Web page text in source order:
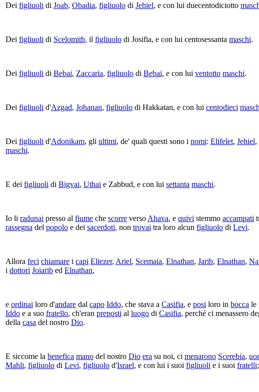
Dei figliuoli di Joab, Obadia, figliuolo di Jehiel, e con lui duecentodiciotto
Dei figliuoli di Scelomith, il figliuolo di Josifia, e con lui centosessanta maschi.
Dei figliuoli di Bebai, Zaccaria, figliuolo di Bebai, e con lui ventotto maschi.
Dei figliuoli d'Azgad, Johanan, figliuolo di Hakkatan, e con lui centodieci
Dei figliuoli d'Adonikam, gli ultimi, de' quali questi sono i nomi: Elifelet, Jehiel,
maschi.
E dei figliuoli di Bigvai, Uthai e Zabbud, e con lui settanta maschi.
Io li radunai presso al fiume che scorre verso Ahava, e quivi stemmo accampati
rassegna del popolo e dei sacerdoti, non trovai tra loro alcun figliuolo di Levi.
Allora feci chiamare i capi Eliezer, Ariel, Scemaia, Elnathan, Jarib, Elnathan,
i dottori Joiarib ed Elnathan,
e ordinai loro d'andare dal capo Iddo, che stava a Casifia, e posi loro in bocca le
Iddo e a suo fratello, ch'eran preposti al luogo di Casifia, perché ci menassero
della casa del nostro Dio.
E siccome la benefica mano del nostro Dio era su noi, ci menarono Scerebia,
Mahli, figliuolo di Levi, figliuolo d'Israel, e con lui i suoi figliuoli e i suoi fratelli